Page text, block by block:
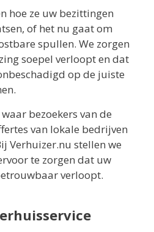
hoe ze uw bezittingen
of het nu gaat om
spullen. We zorgen
soepel verloopt en dat
op de juiste
bezoekers van de
van lokale bedrijven
Verhuizer.nu stellen we
te zorgen dat uw
verloopt.